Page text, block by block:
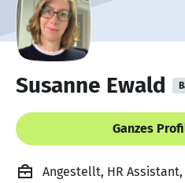
Susanne Ewald
Ganzes
Angestellt, HR Assistant,